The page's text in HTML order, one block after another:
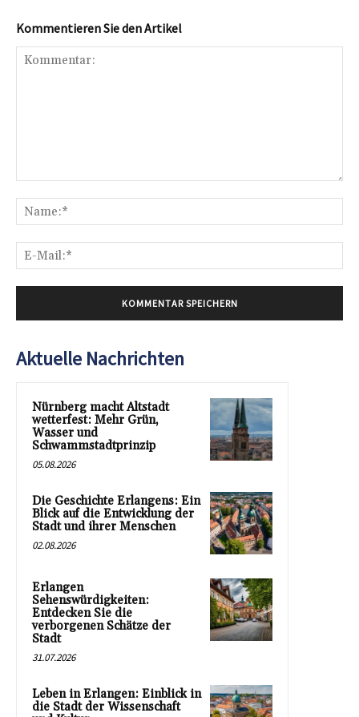
Kommentieren Sie den Artikel
Aktuelle Nachrichten
Nürnberg macht Altstadt
wetterfest: Mehr Grün,
Wasser und
Schwammstadtprinzip
05.08.2026
Die Geschichte Erlangens: Ein
Blick auf die Entwicklung der
Stadt und ihrer Menschen
02.08.2026
Erlangen
Sehenswürdigkeiten:
Entdecken Sie die
verborgenen Schätze der
Stadt
31.07.2026
Leben in Erlangen: Einblick in
die Stadt der Wissenschaft